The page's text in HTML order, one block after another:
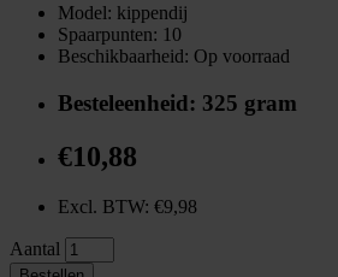
Model: kippendij
Spaarpunten: 10
Beschikbaarheid: Op voorraad
Besteleenheid: 325 gram
€10,88
Excl. BTW: €9,98
Aantal